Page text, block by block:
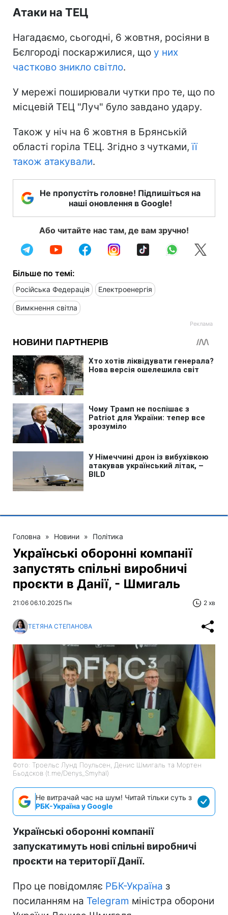
Атаки на ТЕЦ
Нагадаємо, сьогодні, 6 жовтня, росіяни в
Бєлгороді поскаржилися, що у них
частково зникло світло.
У мережі поширювали чутки про те, що по
місцевій ТЕЦ "Луч" було завдано удару.
Також у ніч на 6 жовтня в Брянській
області горіла ТЕЦ. Згідно з чутками,її
також атакували.
Не пропустіть головне! Підпишіться на
наші оновлення в Google!
Або читайте нас там, де вам зручно!
Більше по темі:
Російська Федерація Електроенергія
Вимкнення світла
Головна » Новини » Політика
Українські оборонні компанії
запустять спільні виробничі
проєкти в Данії, - Шмигаль
21:06 06.10.2025 Пн 2 хв
ТЕТЯНА СТЕПАНОВА
Фото: Троельс Лунд Поульсен, Денис Шмигаль та Мортен
Бьодсков (t.me/Denys_Smyhal)
Не витрачай час на шум! Читай тільки суть з
РБК-Україна у Google
Українські оборонні компанії
запускатимуть нові спільні виробничі
проєкти на території Данії.
Про це повідомляє РБК-Україна з
посиланням на Telegram міністра оборони